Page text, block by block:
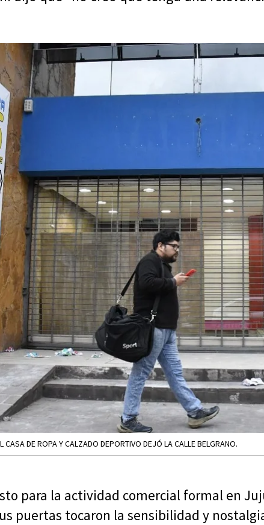
DE ROPA Y CALZADO DEPORTIVO DEJÓ LA CALLE BELGRANO.
para la actividad comercial formal en
puertas tocaron la sensibilidad y